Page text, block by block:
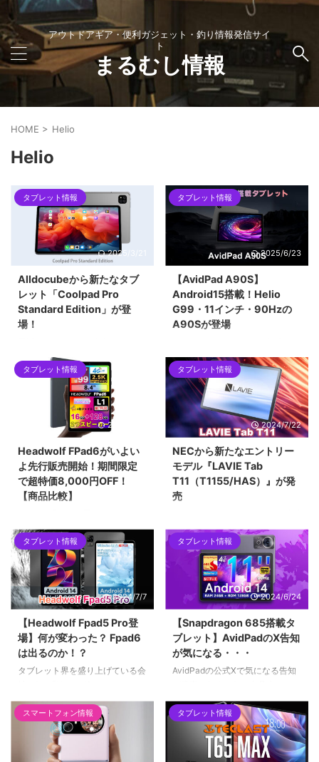
アウトドアギア・便利ガジェット・釣り情報発信サイ
ト
まるむし情報
HOME > Helio
Helio
タブレット情報
2025/3/21
Alldocubeから新たなタブ
レット「Coolpad Pro
Standard Edition」が登
場！
「Coolpad Pro Standard
Edition」は、12.1インチの大画面
にMediaTek Helio G99を搭載し
た高コスパモデル。タブレット市
場の中でも注目の一台となりそう
タブレット情報
2025/6/23
【AvidPad A90S】
Android15搭載！Helio
G99・11インチ・90Hzの
A90Sが登場
続々と登場し、もはや出揃った感
がありますが、AvidPad A90Sも
その一角を担うモデルとして登場
しました。その特徴を詳しく見て
いきましょう。
タブレット情報
2025/1/23
Headwolf FPad6がいよい
よ先行販売開始！期間限定
で超特価8,000円OFF！
【商品比較】
た『Headwolf FPad6』が2024
年11月ついに予約販売が開始しま
した。通常価格27,999円の所、
8,000円OFFで19,999円という超
特価で登場です。セール期間は11
月20日までなので購入検討中の
方はチェックしてみてください！
タブレット情報
2024/7/22
NECから新たなエントリー
モデル『LAVIE Tab
T11（T1155/HAS）』が発
売
会社は2024年7月にWUXGA解像
度に対応する11インチ大型液晶デ
ィスプレイ搭載のAndroidタブレ
ット『LAVIE Tab
T11（T1155/HAS）』を発売しま
した。
タブレット情報
2024/7/7
【Headwolf Fpad5 Pro登
場】何が変わった？ Fpad6
は出るのか！？
タブレット界を盛り上げている会
「Fpad5 Pro」が発売になりまし
た。ALLDOCUBEのiPlay50 Mini
Proと対抗していた「Fpad5」の
発売時には大きく話題となりまし
たね。今回『PRO』と聞いて、ど
タブレット情報
2024/6/24
【Snapdragon 685搭載タ
ブレット】AvidPadのX告知
が気になる・・・
AvidPadの公式Xで気になる告知
「Snapdragon搭載のタブレット
を発売する」とのこと。TikTok
の公式アカウントをフォローして
いると、月末（2024年6月末）の
抽選に参加できるようです。
スマートフォン情報 タブレット情報